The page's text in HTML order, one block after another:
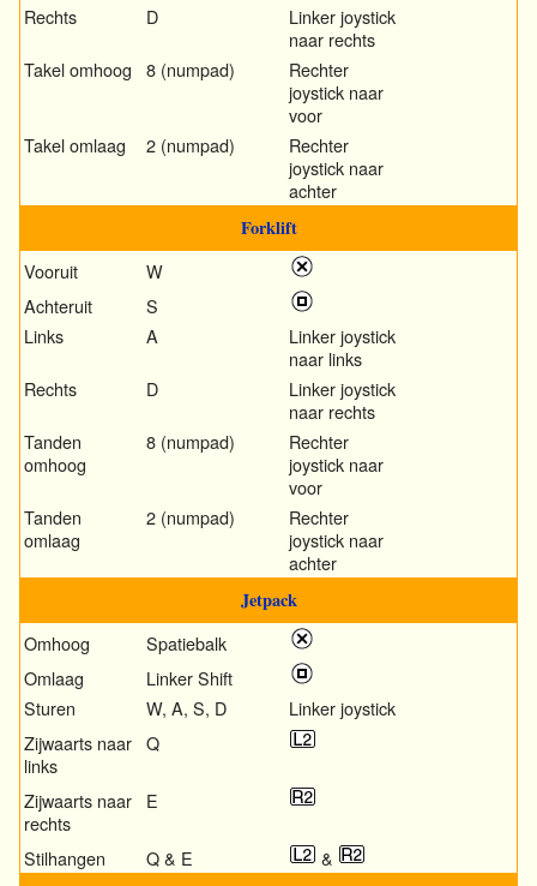
Rechts
D
Linker joystick
naar rechts
Takel omhoog
8 (numpad)
Rechter
joystick naar
voor
Takel omlaag
2 (numpad)
Rechter
joystick naar
achter
Forklift
Vooruit
W
Achteruit
S
Links
A
Linker joystick
naar links
Rechts
D
Linker joystick
naar rechts
Tanden
omhoog
8 (numpad)
Rechter
joystick naar
voor
Tanden
omlaag
2 (numpad)
Rechter
joystick naar
achter
Jetpack
Omhoog
Spatiebalk
Omlaag
Linker Shift
Sturen
W, A, S, D
Linker joystick
Zijwaarts naar
links
Q
Zijwaarts naar
rechts
E
Stilhangen Q & E
&